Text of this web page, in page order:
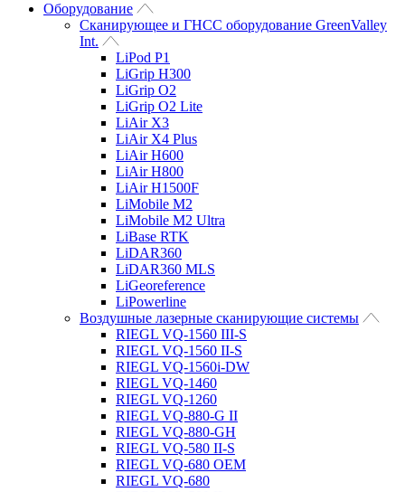
Оборудование
Сканирующее и ГНСС оборудование GreenValley
Int.
LiPod P1
LiGrip H300
LiGrip O2
LiGrip O2 Lite
LiAir X3
LiAir X4 Plus
LiAir H600
LiAir H800
LiAir H1500F
LiMobile M2
LiMobile M2 Ultra
LiBase RTK
LiDAR360
LiDAR360 MLS
LiGeoreference
LiPowerline
Воздушные лазерные сканирующие системы
RIEGL VQ-1560 III-S
RIEGL VQ-1560 II-S
RIEGL VQ-1560i-DW
RIEGL VQ-1460
RIEGL VQ-1260
RIEGL VQ-880-G II
RIEGL VQ-880-GH
RIEGL VQ-580 II-S
RIEGL VQ-680 OEM
RIEGL VQ-680